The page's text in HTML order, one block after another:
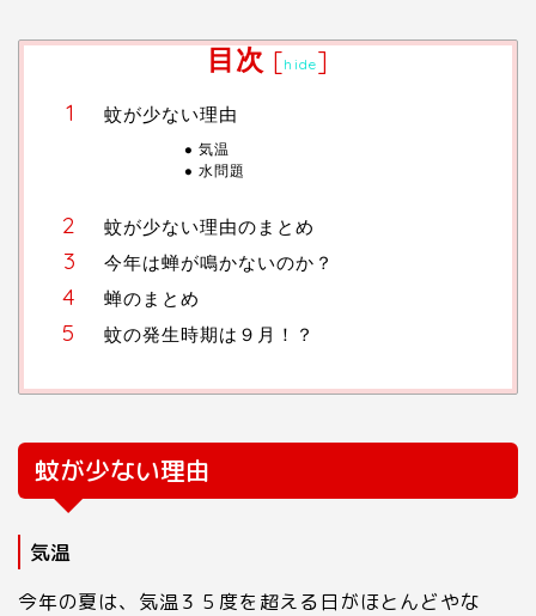
目次 [hide]
蚊が少ない理由
気温
水問題
蚊が少ない理由のまとめ
今年は蝉が鳴かないのか？
蝉のまとめ
蚊の発生時期は９月！？
蚊が少ない理由
気温
今年の夏は、気温３５度を超える日がほとんどやな